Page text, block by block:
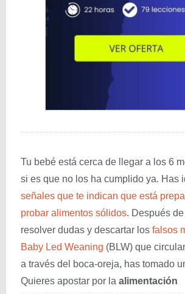
Tu bebé está cerca de llegar a los 6
si es que no los ha cumplido ya. Has
señales que te indican que está
probar alimentos sólidos. Después
resolver dudas y descartar los falsos
Baby Led Weaning (BLW) que
a través del boca-oreja, has tomado
Quieres apostar por la alimentación